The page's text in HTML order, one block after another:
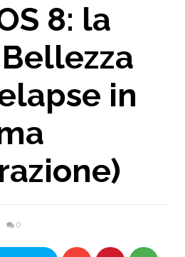
8: la
in
0